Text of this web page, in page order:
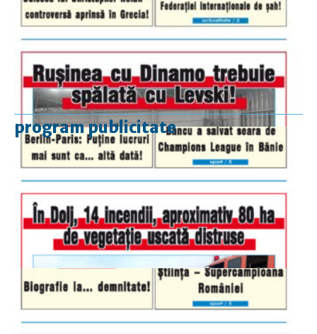
program publicitate
luni-vineri
9.00 - 17.00
duminică
9.00 - 12.00